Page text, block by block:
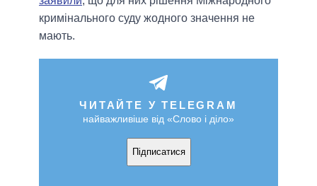
кримінального суду жодного значення не
мають.
ЧИТАЙТЕ У TELEGRAM
найважливіше від «Слово і діло»
Підписатися